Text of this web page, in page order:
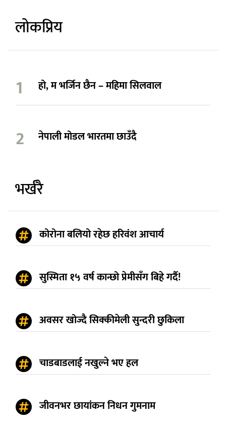
लोकप्रिय
हो, म भर्जिन छैन – महिमा सिलवाल
नेपाली मोडल भारतमा छाउँदै
भर्खरै
कोरोना बलियो रहेछ हरिवंश आचार्य
सुस्मिता १५ वर्ष कान्छो प्रेमीसँग बिहे गर्दै!
अवसर खोज्दै सिक्कीमेली सुन्दरी छुकिला
चाडबाडलाई नखुल्ने भए हल
जीवनभर छायांकन निधन गुमनाम